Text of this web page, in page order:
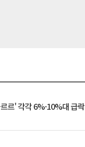
르' 각각 6%·10%대 급락